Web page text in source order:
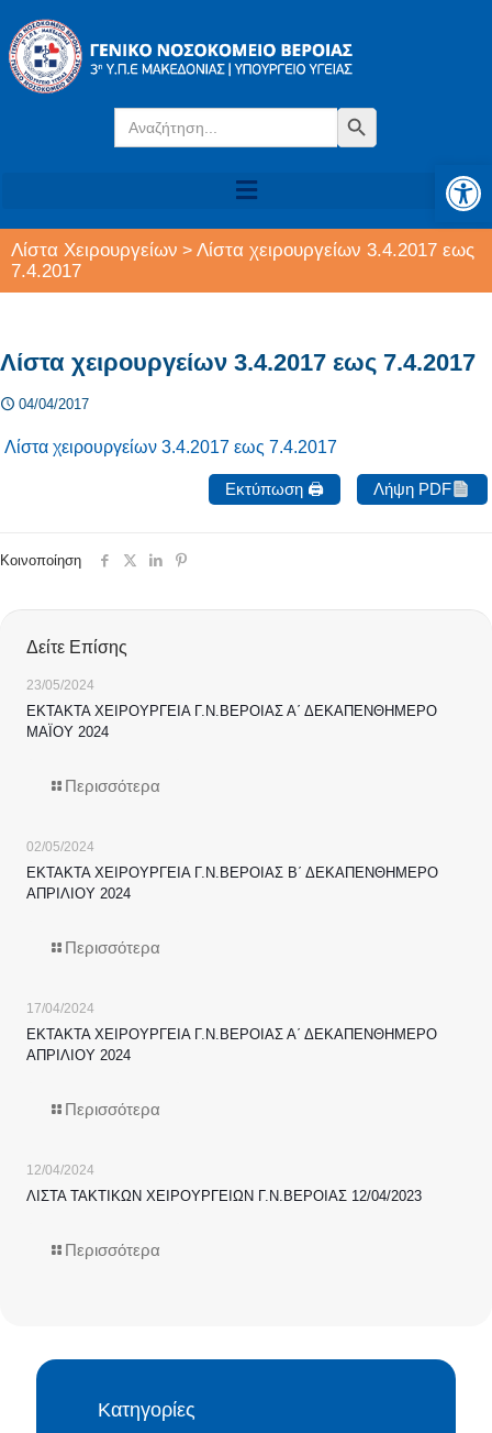
Search
for:
Search Button
Λίστα Χειρουργείων > Λίστα χειρουργείων 3.4.2017 εως
7.4.2017
Λίστα χειρουργείων 3.4.2017 εως 7.4.2017
04/04/2017
Λίστα χειρουργείων 3.4.2017 εως 7.4.2017
Εκτύπωση 🖨 Λήψη PDF
Κοινοποίηση
Δείτε Επίσης
23/05/2024
ΕΚΤΑΚΤΑ ΧΕΙΡΟΥΡΓΕΙΑ Γ.Ν.ΒΕΡΟΙΑΣ Α΄ ΔΕΚΑΠΕΝΘΗΜΕΡΟ
ΜΑΪΟΥ 2024
Περισσότερα
02/05/2024
ΕΚΤΑΚΤΑ ΧΕΙΡΟΥΡΓΕΙΑ Γ.Ν.ΒΕΡΟΙΑΣ Β΄ ΔΕΚΑΠΕΝΘΗΜΕΡΟ
ΑΠΡΙΛΙΟΥ 2024
Περισσότερα
17/04/2024
ΕΚΤΑΚΤΑ ΧΕΙΡΟΥΡΓΕΙΑ Γ.Ν.ΒΕΡΟΙΑΣ Α΄ ΔΕΚΑΠΕΝΘΗΜΕΡΟ
ΑΠΡΙΛΙΟΥ 2024
Περισσότερα
12/04/2024
ΛΙΣΤΑ ΤΑΚΤΙΚΩΝ ΧΕΙΡΟΥΡΓΕΙΩΝ Γ.Ν.ΒΕΡΟΙΑΣ 12/04/2023
Περισσότερα
Κατηγορίες